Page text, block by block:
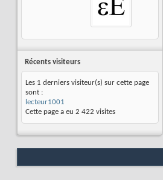
Récents visiteurs
Les 1 derniers visiteur(s) sur cette page
sont :
lecteur1001
Cette page a eu 2 422 visites